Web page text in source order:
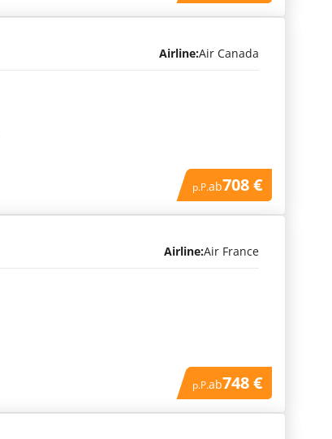
Airline:Air Canada
p.P.ab708 €
Airline:Air France
p.P.ab748 €